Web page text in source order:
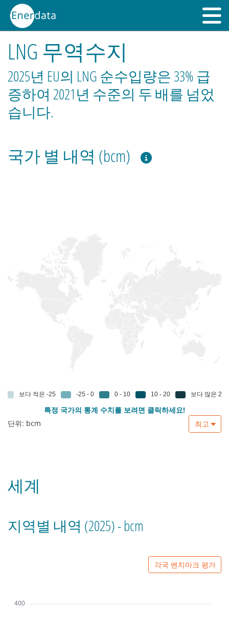
LNG 무역수지
2025년 EU의 LNG 순수입량은 33% 급
증하여 2021년 수준의 두 배를 넘었
습니다.
국가 별 내역 (bcm)
특정 국가의 통계 수치를 보려면 클릭하세요!
단위: bcm
최고
세계
지역별 내역 (2025) - bcm
각국 벤치마크 평가